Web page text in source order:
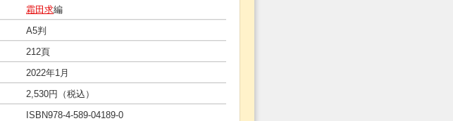
霜田求編
A5判
212頁
2022年1月
2,530円（税込）
ISBN978-4-589-04189-0